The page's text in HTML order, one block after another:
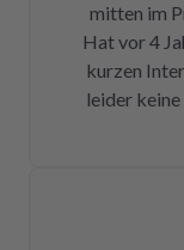
mitten im
Hat vor 4
kurzen
leider
Modell und